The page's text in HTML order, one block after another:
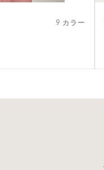
9 カラー